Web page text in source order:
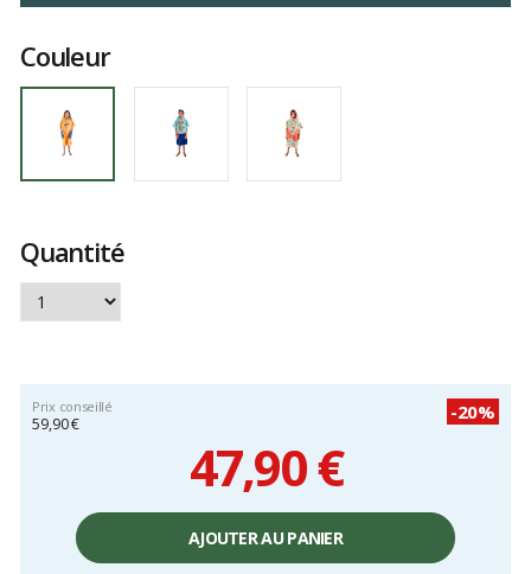
Couleur
Quantité
Prix conseillé
59,90 €
-20%
47,90 €
unitaire,
AJOUTER AU PANIER